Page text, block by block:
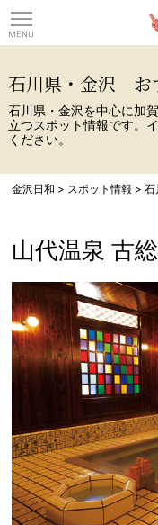
石川県・金沢 お
石川県・金沢を中心に加
立つスポット情報です。
ください。
金沢日和 > スポット情報 >石
山代温泉 古